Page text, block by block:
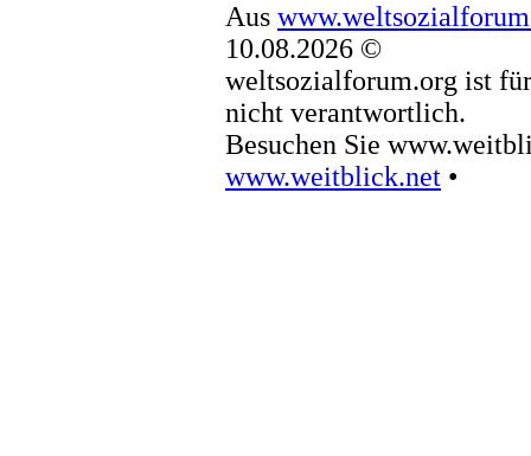
Aus
10.08.2026 ©
weltsozialforum.org ist
nicht verantwortlich.
Besuchen Sie
www.weitblick.net •